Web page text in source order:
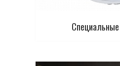
Специальные